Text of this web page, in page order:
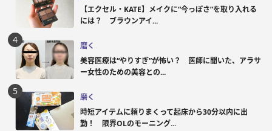
【エクセル・KATE】メイクに“今っぽさ”を取り入れる
には？ ブラウンアイ...
磨く
美容医療は“やりすぎ”が怖い？ 医師に聞いた、アラサ
ー女性のための美容との...
磨く
時短アイテムに頼りまくって起床から30分以内に出
勤！ 限界OLのモーニング...